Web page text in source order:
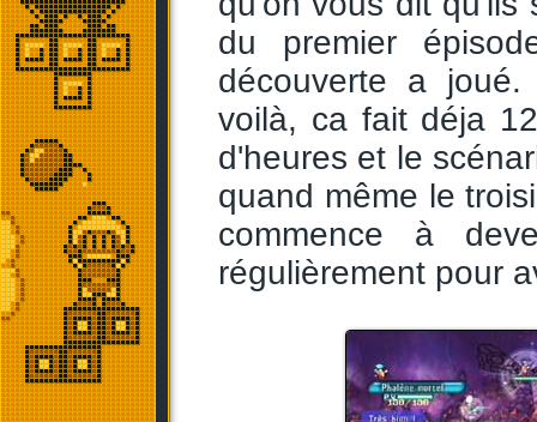
du premier
découverte a
voilà, ca fait déja
d'heures et le
quand même le
commence à
régulièrement pour